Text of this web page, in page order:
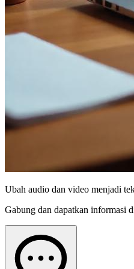
Ubah audio dan video menjadi
Gabung dan dapatkan informasi